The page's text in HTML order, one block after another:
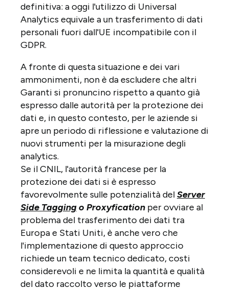
definitiva: a oggi l'utilizzo di Universal
Analytics equivale a un trasferimento di dati
personali fuori dall'UE incompatibile con il
GDPR.
A fronte di questa situazione e dei vari
ammonimenti, non è da escludere che altri
Garanti si pronuncino rispetto a quanto già
espresso dalle autorità per la protezione dei
dati e, in questo contesto, per le aziende si
apre un periodo di riflessione e valutazione di
nuovi strumenti per la misurazione degli
analytics.
Se il CNIL, l'autorità francese per la
protezione dei dati si è espresso
favorevolmente sulle potenzialità delServer
Side Taggingo Proxyfication per ovviare al
problema del trasferimento dei dati tra
Europa e Stati Uniti, è anche vero che
l'implementazione di questo approccio
richiede un team tecnico dedicato, costi
considerevoli e ne limita la quantità e qualità
del dato raccolto verso le piattaforme